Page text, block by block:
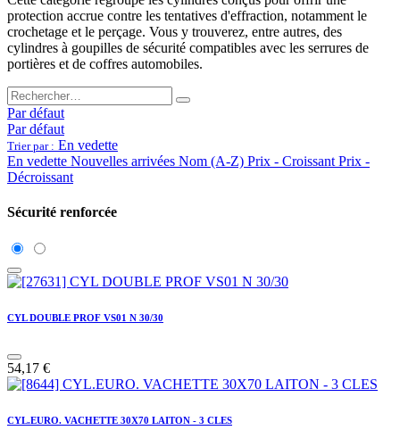
protection accrue contre les tentatives d'effraction, notamment le
crochetage et le perçage. Vous y trouverez, entre autres, des
cylindres à goupilles de sécurité compatibles avec les serrures de
portières et de coffres automobiles.
Par défaut
Par défaut
Trier par : En vedette
En vedette Nouvelles arrivées Nom (A-Z) Prix - Croissant Prix -
Décroissant
Sécurité renforcée
CYL DOUBLE PROF VS01 N 30/30
54,17 €
CYL.EURO. VACHETTE 30X70 LAITON - 3 CLES